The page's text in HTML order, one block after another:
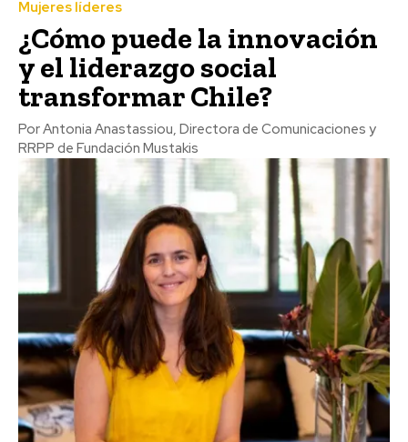
Mujeres líderes
¿Cómo puede la innovación
y el liderazgo social
transformar Chile?
Por Antonia Anastassiou, Directora de Comunicaciones y
RRPP de Fundación Mustakis